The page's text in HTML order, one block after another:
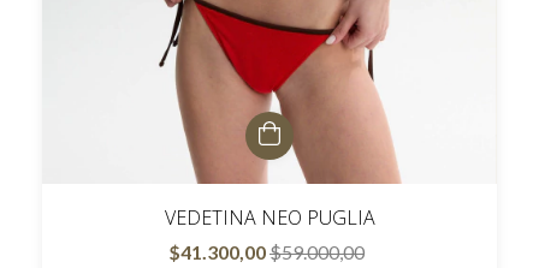
VEDETINA NEO PUGLIA
$41.300,00$59.000,00